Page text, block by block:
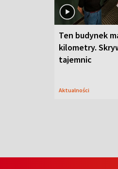
Ten budynek
kilometry.
tajemnic
Aktualności